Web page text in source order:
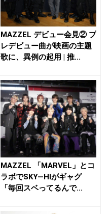
MAZZEL デビュー会見② プ
レデビュー曲が映画の主題
歌に、異例の起用 | 推...
MAZZEL 「MARVEL」とコ
ラボでSKY―HIがギャグ
「毎回スベってるんで...